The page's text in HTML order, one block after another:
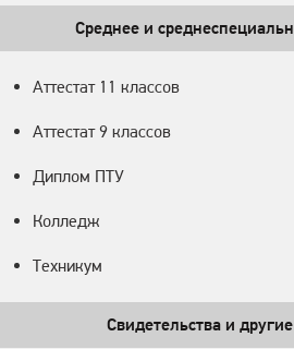
Среднее и
Аттестат 11 классов
Аттестат 9 классов
Диплом ПТУ
Колледж
Техникум
Свидетельства и